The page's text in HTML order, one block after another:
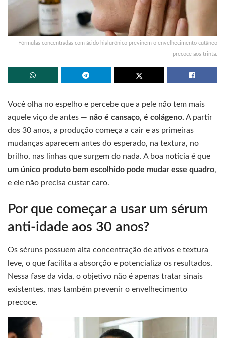
Fórmulas concentradas com ácido hialurônico previnem o envelhecimento cutâneo
precoce aos trinta.
Você olha no espelho e percebe que a pele não tem mais
aquele viço de antes — não é cansaço, é colágeno. A partir
dos 30 anos, a produção começa a cair e as primeiras
mudanças aparecem antes do esperado, na textura, no
brilho, nas linhas que surgem do nada. A boa notícia é que
um único produto bem escolhido pode mudar esse quadro,
e ele não precisa custar caro.
Por que começar a usar um sérum
anti-idade aos 30 anos?
Os séruns possuem alta concentração de ativos e textura
leve, o que facilita a absorção e potencializa os resultados.
Nessa fase da vida, o objetivo não é apenas tratar sinais
existentes, mas também prevenir o envelhecimento
precoce.